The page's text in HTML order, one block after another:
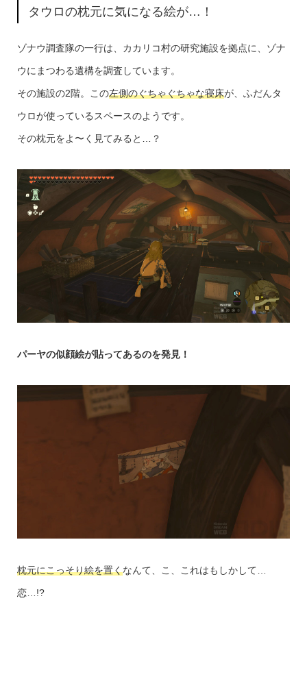
タウロの枕元に気になる絵が…！
ゾナウ調査隊の一行は、カカリコ村の研究施設を拠点に、ゾナ
ウにまつわる遺構を調査しています。
その施設の2階。この左側のぐちゃぐちゃな寝床が、ふだんタ
ウロが使っているスペースのようです。
その枕元をよ〜く見てみると…？
パーヤの似顔絵が貼ってあるのを発見！
枕元にこっそり絵を置くなんて、こ、これはもしかして…
恋…!?